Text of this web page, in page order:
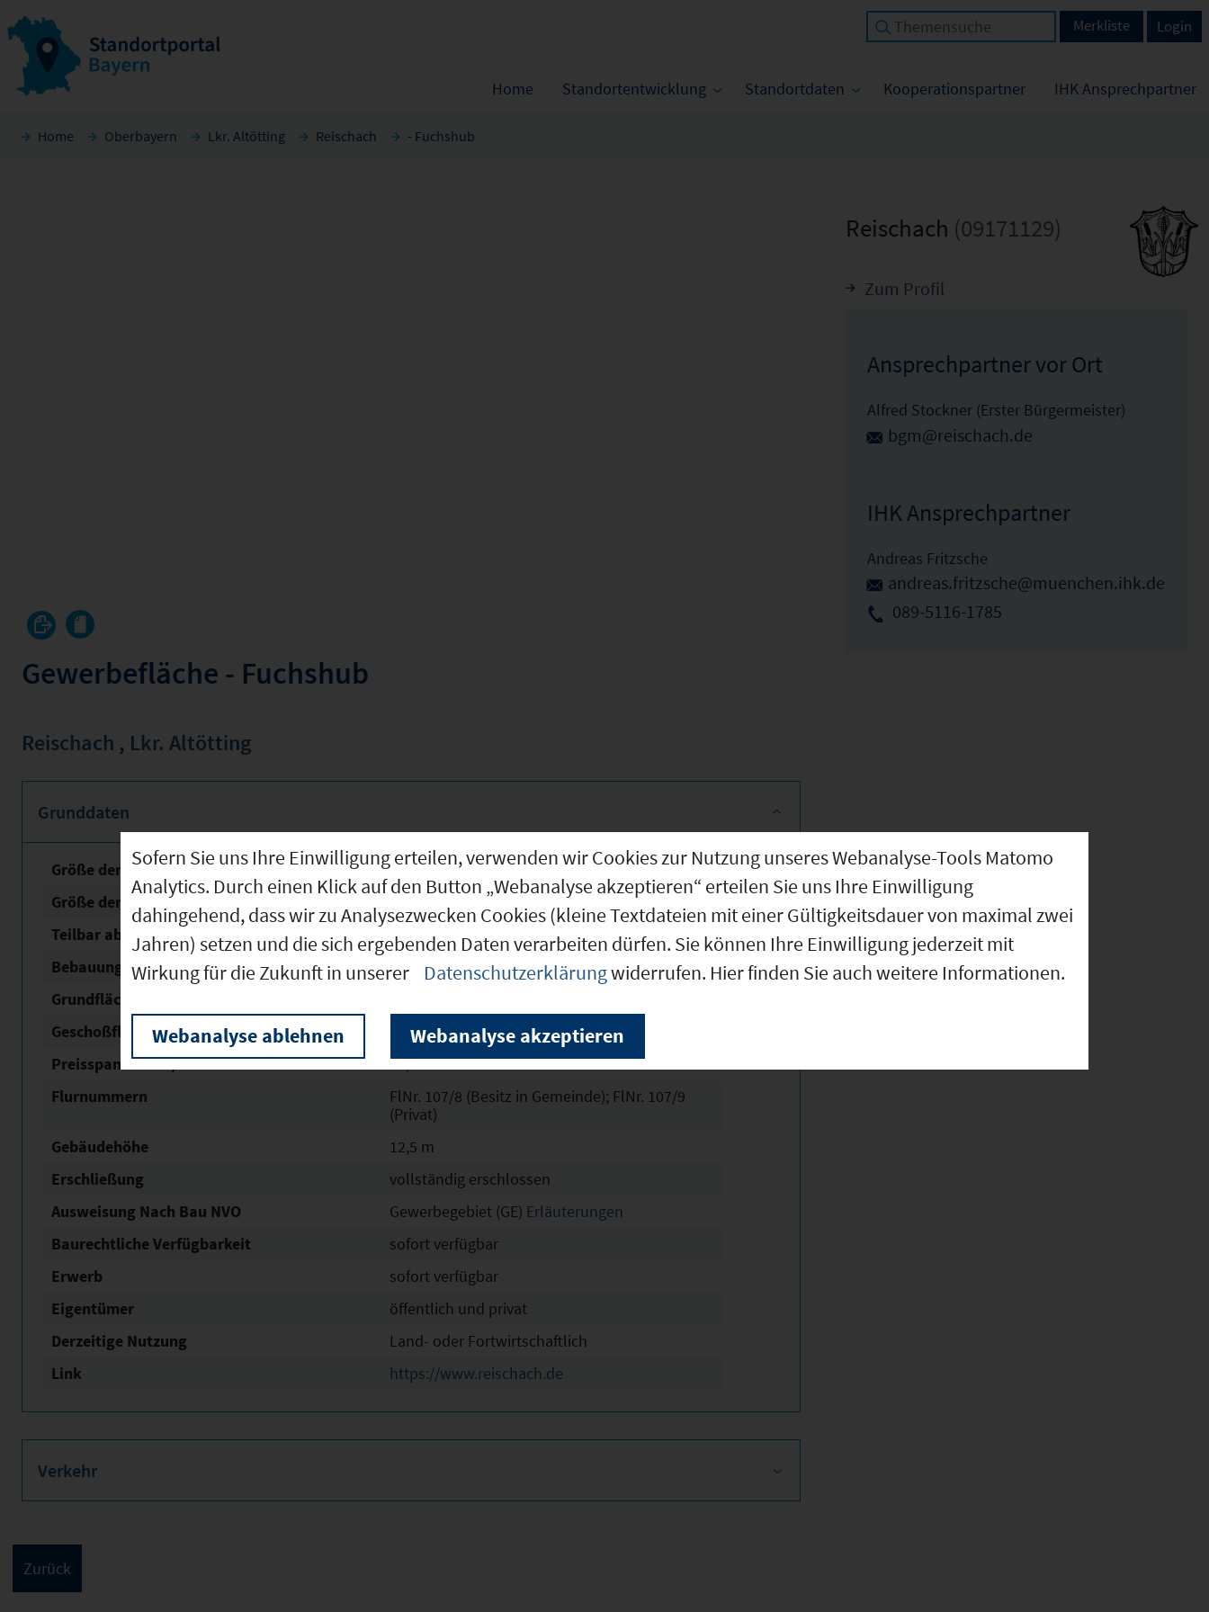
Home Standortentwicklung Standortdaten Kooperationspartner IHK Ansprechpartner
Login
Merkliste
Home Oberbayern Lkr. Altötting Reischach - Fuchshub
Gewerbefläche - Fuchshub
Reischach , Lkr. Altötting
Grunddaten
Größe der unbebauten Fläche
6.700 m²
Größe der Fläche mit Baurecht
Teilbar ab
6.700 m²
Bebauungsplan Status
rechtskräftig
Grundflächen­zahl (GRZ)
Geschoßflächen­zahl (GFZ)
Preisspanne in € / m²
53,5
Flurnummern
FlNr. 107/8 (Besitz in Gemeinde); FlNr. 107/9
(Privat)
Gebäudehöhe
12,5 m
Erschließung
vollständig erschlossen
Ausweisung Nach Bau NVO
Gewerbegebiet (GE) Erläuterungen
Baurechtliche Verfügbarkeit
sofort verfügbar
Erwerb
sofort verfügbar
Eigentümer
öffentlich und privat
Derzeitige Nutzung
Land- oder Fortwirtschaftlich
Link
https://www.reischach.de
Verkehr
Reischach (09171129)
Zum Profil
Ansprechpartner vor Ort
Alfred Stockner (Erster Bürgermeister)
bgm@reischach.de
IHK Ansprechpartner
Andreas Fritzsche
andreas.fritzsche@muenchen.ihk.de
089-5116-1785
Sofern Sie uns Ihre Einwilligung erteilen, verwenden wir Cookies zur Nutzung unseres Webanalyse-Tools Matomo
Analytics. Durch einen Klick auf den Button „Webanalyse akzeptieren“ erteilen Sie uns Ihre Einwilligung
dahingehend, dass wir zu Analysezwecken Cookies (kleine Textdateien mit einer Gültigkeitsdauer von maximal zwei
Jahren) setzen und die sich ergebenden Daten verarbeiten dürfen. Sie können Ihre Einwilligung jederzeit mit
Wirkung für die Zukunft in unserer
Datenschutzerklärungwiderrufen. Hier finden Sie auch weitere Informationen.
Webanalyse ablehnen Webanalyse akzeptieren